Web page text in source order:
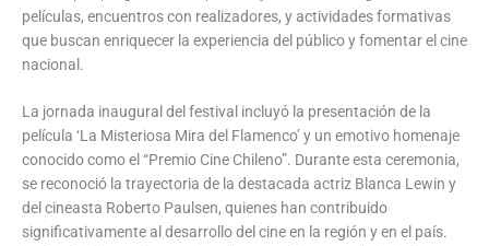
películas, encuentros con realizadores, y actividades formativas
que buscan enriquecer la experiencia del público y fomentar el cine
nacional.
La jornada inaugural del festival incluyó la presentación de la
película ‘La Misteriosa Mira del Flamenco’ y un emotivo homenaje
conocido como el “Premio Cine Chileno”. Durante esta ceremonia,
se reconoció la trayectoria de la destacada actriz Blanca Lewin y
del cineasta Roberto Paulsen, quienes han contribuido
significativamente al desarrollo del cine en la región y en el país.